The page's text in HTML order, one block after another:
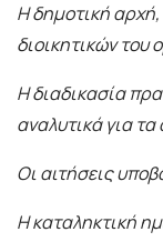
Η δημοτική
διοικητικών του
Η διαδικασία
αναλυτικά για
Οι αιτήσεις
Η καταληκτική